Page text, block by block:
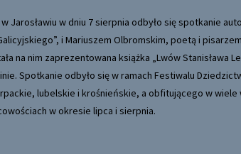
Jarosławiu w dniu 7 sierpnia odbyło się spotkanie
i Mariuszem Olbromskim, poetą i
na nim zaprezentowana książka „Lwów Stanisława
Spotkanie odbyło się w ramach Festiwalu
lubelskie i krośnieńskie, a obfitującego w wiele
w okresie lipca i sierpnia.